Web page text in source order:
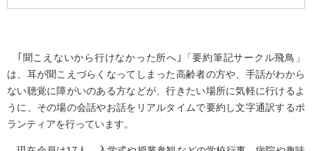
｢聞こえないから行けなかった所へ｣「要約筆記サークル飛鳥」
は、耳が聞こえづらくなってしまった高齢者の方や、手話がわから
ない聴覚に障がいのある方などが、行きたい場所に気軽に行けるよ
うに、その場の会話やお話をリアルタイムで要約し文字通訳するボ
ランティアを行っています。